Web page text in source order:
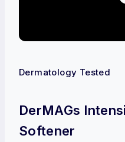
Dermatology Tested
DerMAGs
Softener